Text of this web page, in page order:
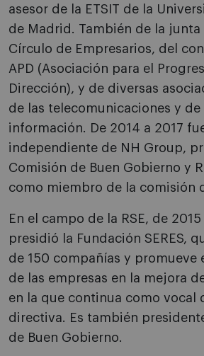
asesor de la ETSIT de la
de Madrid. También de la junta
Círculo de Empresarios, del
APD (Asociación para el
Dirección), y de diversas
de las telecomunicaciones y
información. De 2014 a 2017
independiente de NH Group,
Comisión de Buen Gobierno y
como miembro de la comisión
En el campo de la RSE, de
presidió la Fundación SERES,
de 150 compañías y promueve
de las empresas en la mejora
en la que continua como vocal
directiva. Es también
de Buen Gobierno.